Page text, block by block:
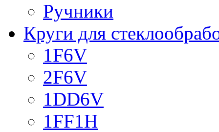
Ручники
Круги для
1F6V
2F6V
1DD6V
1FF1H